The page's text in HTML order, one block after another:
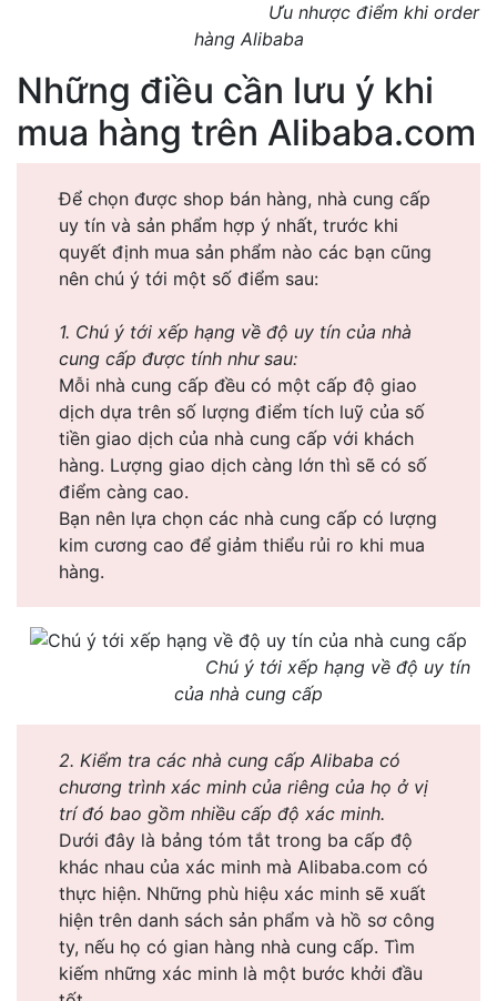
Ưu nhược điểm khi order
hàng Alibaba
Những điều cần lưu ý khi
mua hàng trên Alibaba.com
Để chọn được shop bán hàng, nhà cung cấp
uy tín và sản phẩm hợp ý nhất, trước khi
quyết định mua sản phẩm nào các bạn cũng
nên chú ý tới một số điểm sau:
1. Chú ý tới xếp hạng về độ uy tín của nhà
cung cấp được tính như sau:
Mỗi nhà cung cấp đều có một cấp độ giao
dịch dựa trên số lượng điểm tích luỹ của số
tiền giao dịch của nhà cung cấp với khách
hàng. Lượng giao dịch càng lớn thì sẽ có số
điểm càng cao.
Bạn nên lựa chọn các nhà cung cấp có lượng
kim cương cao để giảm thiểu rủi ro khi mua
hàng.
Chú ý tới xếp hạng về độ uy tín
của nhà cung cấp
2. Kiểm tra các nhà cung cấp Alibaba có
chương trình xác minh của riêng của họ ở vị
trí đó bao gồm nhiều cấp độ xác minh.
Dưới đây là bảng tóm tắt trong ba cấp độ
khác nhau của xác minh mà Alibaba.com có
thực hiện. Những phù hiệu xác minh sẽ xuất
hiện trên danh sách sản phẩm và hồ sơ công
ty, nếu họ có gian hàng nhà cung cấp. Tìm
kiếm những xác minh là một bước khởi đầu